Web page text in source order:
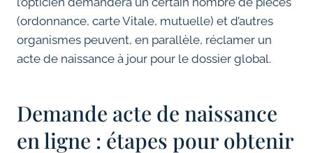
(ordonnance, carte Vitale, mutuelle) et d’autres
organismes peuvent, en parallèle, réclamer un
acte de naissance à jour pour le dossier global.
Demande acte de naissance
en ligne : étapes pour obtenir